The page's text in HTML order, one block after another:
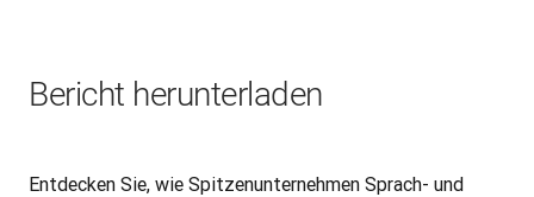
Bericht herunterladen
Entdecken Sie, wie Spitzenunternehmen Sprach- und